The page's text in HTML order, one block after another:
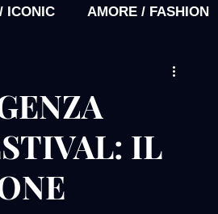
ICONIC AMORE / FASHION
AMORE / MUSIC
AMORE / LIFE STORIES
IL